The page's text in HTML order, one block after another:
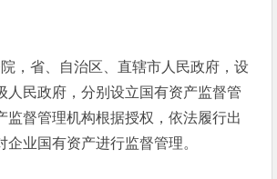
省、自治区、直辖市人民政府，设
人民政府，分别设立国有资产监督管
监督管理机构根据授权，依法履行出
企业国有资产进行监督管理。